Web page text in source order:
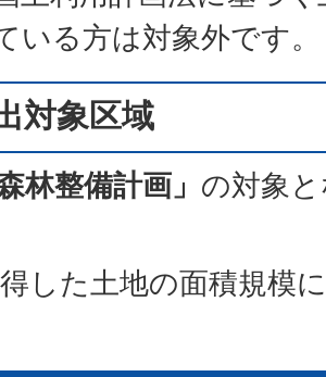
いる方は対象外です。
対象区域
林整備計画」 の対象
した土地の面積規模